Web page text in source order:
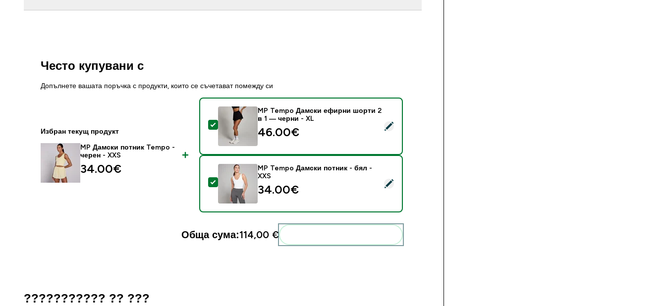
Често купувани с
Допълнете вашата поръчка с продукти, които се съчетават помежду си
Избран текущ продукт
MP Дамски потник Tempo -
черен - XXS
34.00€‎
Select this product - MP Tempo Дамски ефирни шорти 2 в 1 — черни - XL
MP Tempo Дамски ефирни шорти 2
в 1 — черни - XL
46.00€‎
Select this product - MP Tempo Дамски потник - бял - XXS
MP Tempo Дамски потник - бял -
XXS
34.00€‎
Обща сума:114,00 €‎
??????????? ?? ???